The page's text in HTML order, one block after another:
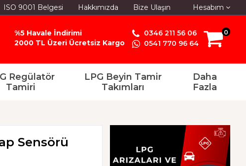
ISO 9001 Belgesi Hakkımızda Bize Ulaşın Hesabım
%5 Havale İndirimi
2000 TL Üzeri Ücretsiz Kargo
0346 211 56 06
0541 770 96 64
0
Regülatör
Tamiri
LPG Beyin Tamir
Takımları
Daha
Fazla
Sensörü